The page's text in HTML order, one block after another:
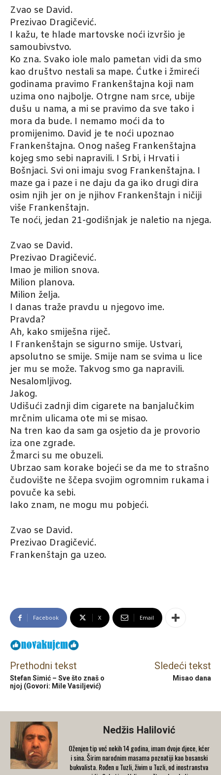
Zvao se David.
Prezivao Dragičević.
I kažu, te hlade martovske noći izvršio je
samoubivstvo.
Ko zna. Svako iole malo pametan vidi da smo
kao društvo nestali sa mape. Ćutke i žmireći
godinama pravimo Frankenštajna koji nam
uzima ono najbolje. Otrgne nam srce, ubije
dušu u nama, a mi se pravimo da sve tako i
mora da bude. I nemamo moći da to
promijenimo. David je te noći upoznao
Frankenštajna. Onog našeg Frankenštajna
kojeg smo sebi napravili. I Srbi, i Hrvati i
Bošnjaci. Svi oni imaju svog Frankenštajna. I
maze ga i paze i ne daju da ga iko drugi dira
osim njih jer on je njihov Frankenštajn i ničiji
više Frankenštajn.
Te noći, jedan 21-godišnjak je naletio na njega.
Zvao se David.
Prezivao Dragičević.
Imao je milion snova.
Milion planova.
Milion želja.
I danas traže pravdu u njegovo ime.
Pravda?
Ah, kako smiješna riječ.
I Frankenštajn se sigurno smije. Ustvari,
apsolutno se smije. Smije nam se svima u lice
jer mu se može. Takvog smo ga napravili.
Nesalomljivog.
Jakog.
Udišući zadnji dim cigarete na banjalučkim
mrčnim ulicama ote mi se misao.
Na tren kao da sam ga osjetio da je provorio
iza one zgrade.
Žmarci su me obuzeli.
Ubrzao sam korake bojeći se da me to strašno
čudovište ne ščepa svojim ogromnim rukama i
povuče ka sebi.
Iako znam, ne mogu mu pobjeći.
Zvao se David.
Prezivao Dragičević.
Frankenštajn ga uzeo.
Facebook X Email
Prethodni tekst
Stefan Simić – Sve što znaš o
njoj (Govori: Mile Vasiljević)
Sledeći tekst
Misao dana
Nedžis Halilović
Oženjen tip već nekih 14 godina, imam dvoje djece, kćer
i sina. Širim narodnim masama poznatiji kao bosanski
bukvalista. Rođen u Tuzli, živim u Tuzli, od inostranstva